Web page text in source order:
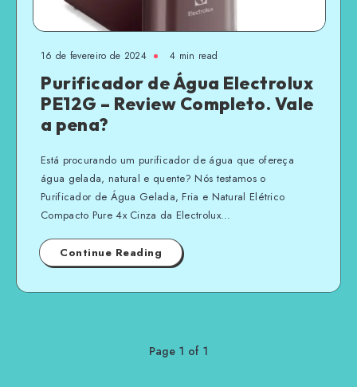
16 de fevereiro de 2024 4 min read
Purificador de Água Electrolux
PE12G – Review Completo. Vale
a pena?
Está procurando um purificador de água que ofereça
água gelada, natural e quente? Nós testamos o
Purificador de Água Gelada, Fria e Natural Elétrico
Compacto Pure 4x Cinza da Electrolux…
Continue Reading
Page 1 of 1